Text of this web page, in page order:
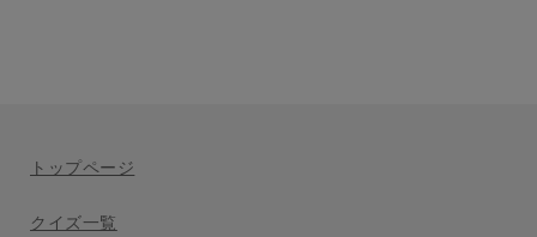
トップページ
クイズ一覧